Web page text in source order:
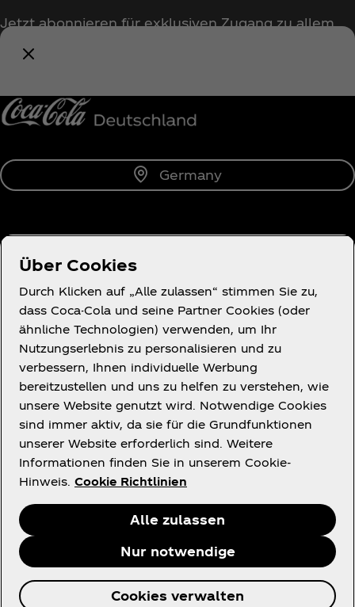
Jetzt abonnieren für exklusiven Zugang zu allem
rund um Coca‑Cola!
Germany
Über uns
Du brauchst Hilfe?
Rechtliches
Facebook
© 2026 The Coca‑Cola Company. Alle Rechte
Über Cookies
Durch Klicken auf „Alle zulassen“ stimmen Sie zu,
dass Coca-Cola und seine Partner Cookies (oder
ähnliche Technologien) verwenden, um Ihr
Nutzungserlebnis zu personalisieren und zu
verbessern, Ihnen individuelle Werbung
bereitzustellen und uns zu helfen zu verstehen, wie
unsere Website genutzt wird. Notwendige Cookies
sind immer aktiv, da sie für die Grundfunktionen
unserer Website erforderlich sind. Weitere
Informationen finden Sie in unserem Cookie-
Hinweis. Cookie Richtlinien
Alle zulassen
Nur notwendige
Cookies verwalten